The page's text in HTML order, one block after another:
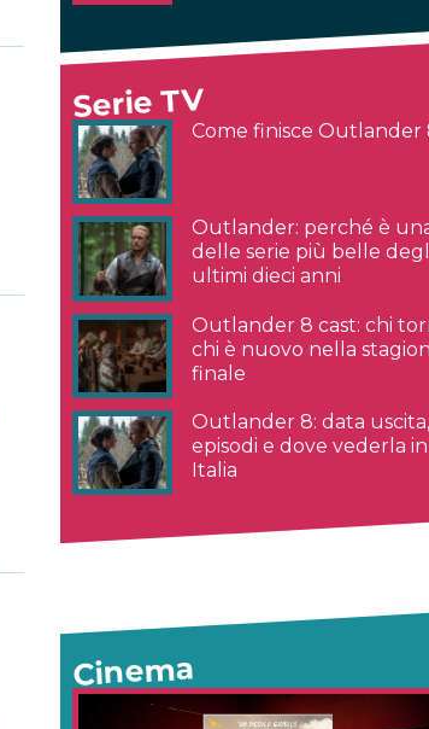
Serie TV
Come finisce Outlander
Outlander: perché è
delle serie più belle
ultimi dieci anni
Outlander 8 cast: chi
chi è nuovo nella
finale
Outlander 8: data uscita,
episodi e dove vederla in
Italia
Cinema